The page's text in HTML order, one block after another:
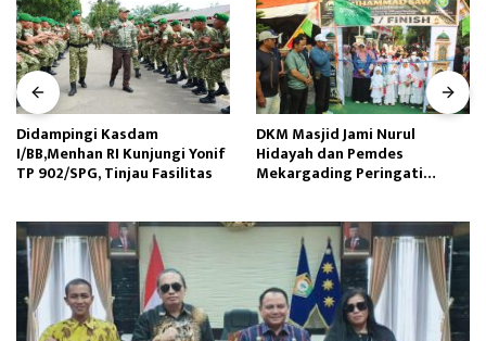
Didampingi Kasdam
I/BB,Menhan RI Kunjungi Yonif
TP 902/SPG, Tinjau Fasilitas
DKM Masjid Jami Nurul
Hidayah dan Pemdes
Mekargading Peringati